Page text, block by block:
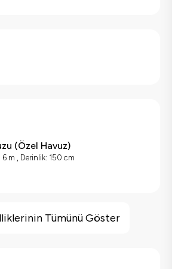
(Özel Havuz)
6 m , Derinlik: 150 cm
Tümünü Göster